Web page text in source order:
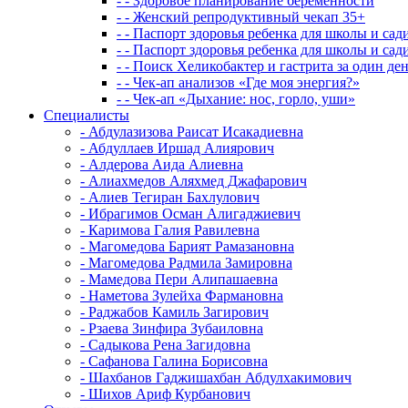
- - Женский репродуктивный чекап 35+
- - Паспорт здоровья ребенка для школы и
- - Паспорт здоровья ребенка для школы и
- - Поиск Хеликобактер и гастрита за один
- - Чек-ап анализов «Где моя энергия?»
- - Чек-ап «Дыхание: нос, горло, уши»
Специалисты
- Абдулазизова Раисат Исакадиевна
- Абдуллаев Иршад Алиярович
- Алдерова Аида Алиевна
- Алиахмедов Аляхмед Джафарович
- Алиев Тегиран Бахлулович
- Ибрагимов Осман Алигаджиевич
- Каримова Галия Равилевна
- Магомедова Барият Рамазановна
- Магомедова Радмила Замировна
- Мамедова Пери Алипашаевна
- Наметова Зулейха Фармановна
- Раджабов Камиль Загирович
- Рзаева Зинфира Зубаиловна
- Садыкова Рена Загидовна
- Сафанова Галина Борисовна
- Шахбанов Гаджишахбан Абдулхакимович
- Шихов Ариф Курбанович